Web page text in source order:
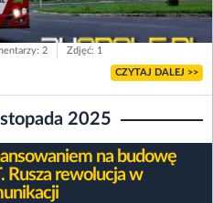
2 Zdjęć: 1
CZYTAJ DALEJ >>
2025
na budowę
Rusza rewolucja w